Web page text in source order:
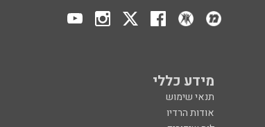
מידע כללי
תנאי שימוש
אודות הרדיו